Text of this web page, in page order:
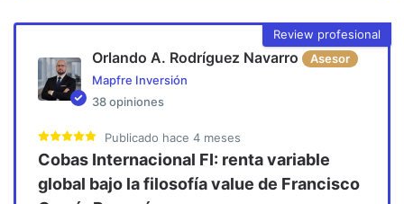
Review profesional
Orlando A. Rodríguez Navarro
Asesor
Mapfre Inversión
38 opiniones
Publicado hace 4 meses
Cobas Internacional FI: renta variable
global bajo la filosofía value de Francisco